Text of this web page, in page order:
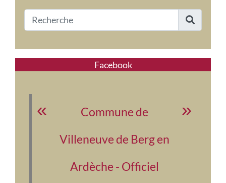
Facebook
Commune de
Villeneuve de Berg en
Ardèche - Officiel